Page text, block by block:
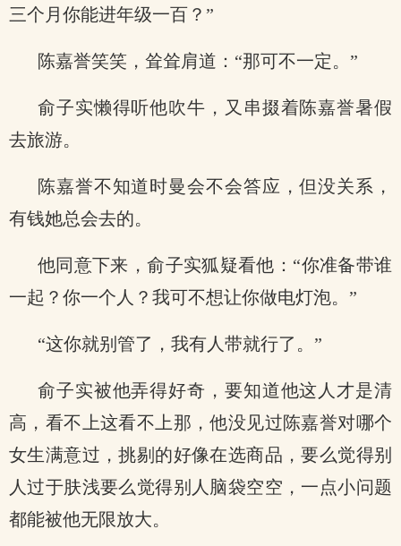
三个月你能进年级一百？”
陈嘉誉笑笑，耸耸肩道：“那可不一定。”
俞子实懒得听他吹牛，又串掇着陈嘉誉暑假
去旅游。
陈嘉誉不知道时曼会不会答应，但没关系，
有钱她总会去的。
他同意下来，俞子实狐疑看他：“你准备带谁
一起？你一个人？我可不想让你做电灯泡。”
“这你就别管了，我有人带就行了。”
俞子实被他弄得好奇，要知道他这人才是清
高，看不上这看不上那，他没见过陈嘉誉对哪个
女生满意过，挑剔的好像在选商品，要么觉得别
人过于肤浅要么觉得别人脑袋空空，一点小问题
都能被他无限放大。